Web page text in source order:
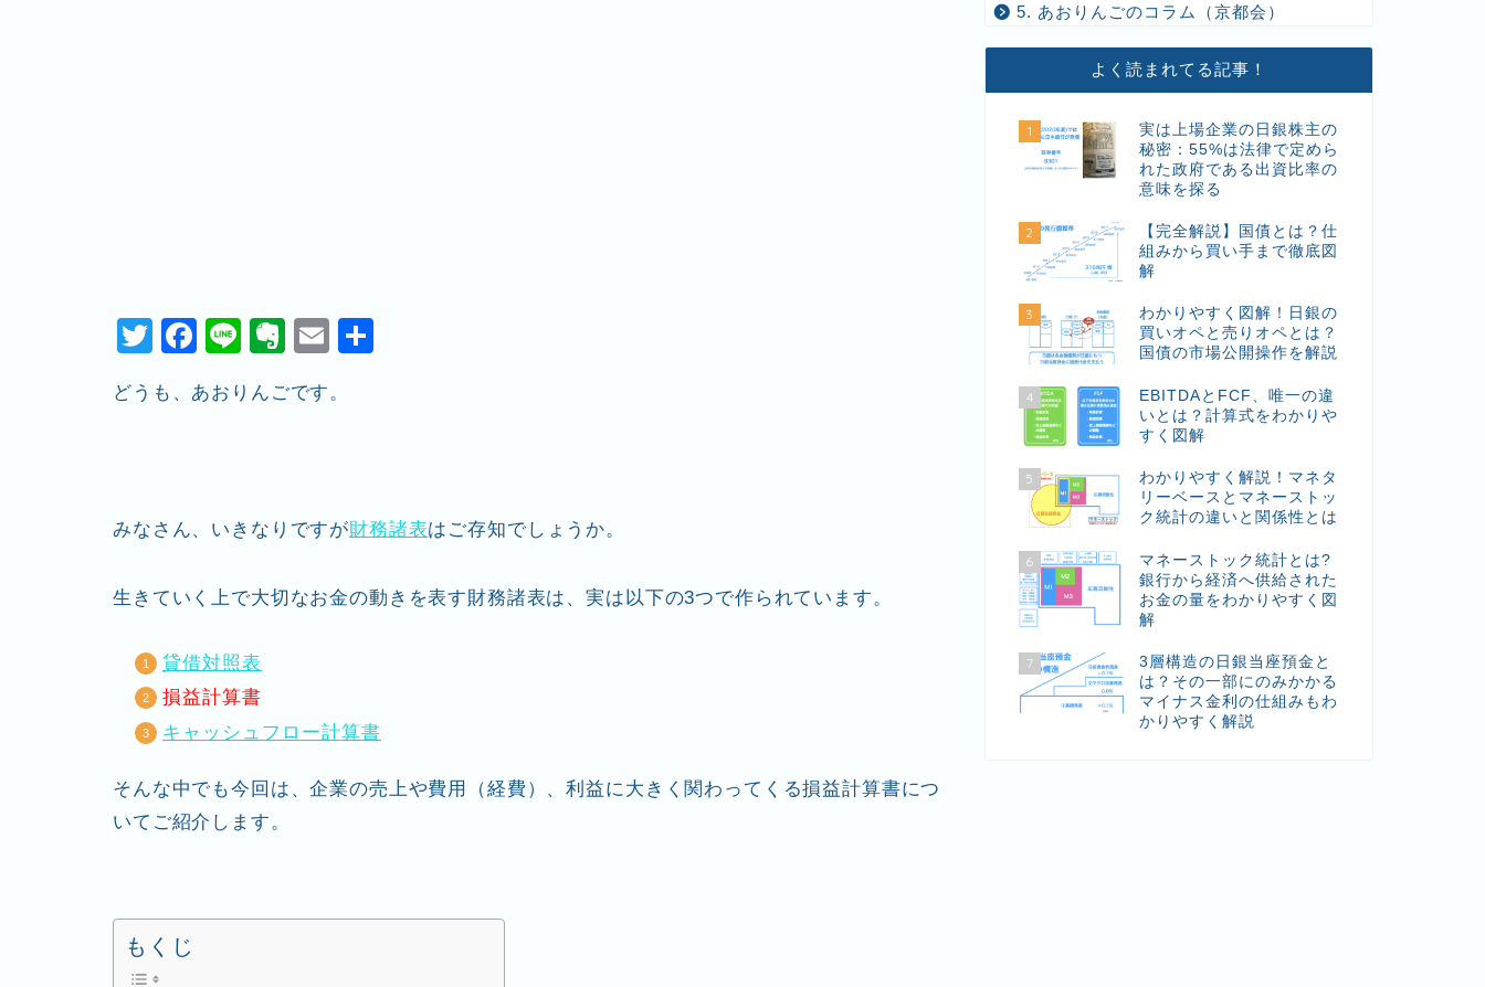
T
tt
F
c
o
k
Li
e
E
er
e
E
ai
どうも、あおりんごです。
みなさん、いきなりですが財務諸表はご存知でしょうか。
生きていく上で大切なお金の動きを表す財務諸表は、実は以下の3つで作られています。
貸借対照表
損益計算書
キャッシュフロー計算書
そんな中でも今回は、企業の売上や費用（経費）、利益に大きく関わってくる損益計算書につ
いてご紹介します。
もくじ
5. あおりんごのコラム（京都会）
よく読まれてる記事！
1
実は上場企業の日銀株主の
秘密：55%は法律で定めら
れた政府である出資比率の
意味を探る
2
【完全解説】国債とは？仕
組みから買い手まで徹底図
解
3
わかりやすく図解！日銀の
買いオペと売りオペとは？
国債の市場公開操作を解説
4
EBITDAとFCF、唯一の違
いとは？計算式をわかりや
すく図解
5
わかりやすく解説！マネタ
リーベースとマネーストッ
ク統計の違いと関係性とは
6
マネーストック統計とは?
銀行から経済へ供給された
お金の量をわかりやすく図
解
7
3層構造の日銀当座預金と
は？その一部にのみかかる
マイナス金利の仕組みもわ
かりやすく解説